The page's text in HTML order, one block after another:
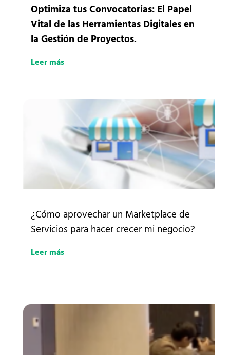
Optimiza tus Convocatorias: El Papel
Vital de las Herramientas Digitales en
la Gestión de Proyectos.
Leer más
¿Cómo aprovechar un Marketplace de
Servicios para hacer crecer mi negocio?
Leer más